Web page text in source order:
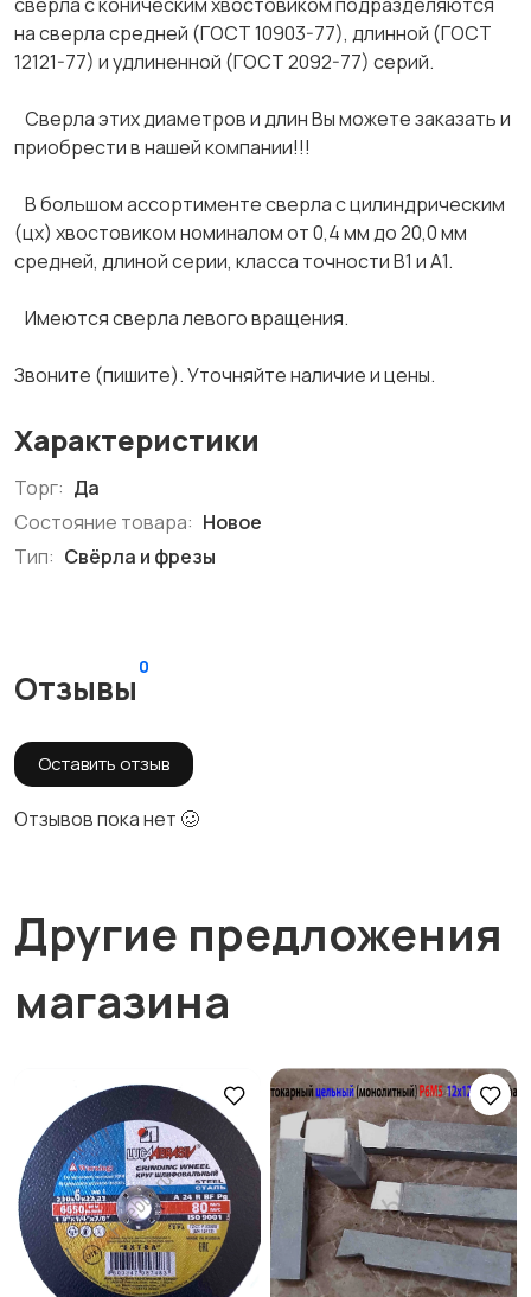
на сверла средней (ГОСТ 10903-77), длинной (ГОСТ
12121-77) и удлиненной (ГОСТ 2092-77) серий.
Сверла этих диаметров и длин Вы можете заказать и
приобрести в нашей компании!!!
В большом ассортименте сверла с цилиндрическим
(цх) хвостовиком номиналом от 0,4 мм до 20,0 мм
средней, длиной серии, класса точности В1 и А1.
Имеются сверла левого вращения.
Звоните (пишите). Уточняйте наличие и цены.
Характеристики
Торг: Да
Состояние товара: Новое
Тип: Свёрла и фрезы
Отзывы
0
Оставить отзыв
Отзывов пока нет 🥴
Другие предложения
магазина